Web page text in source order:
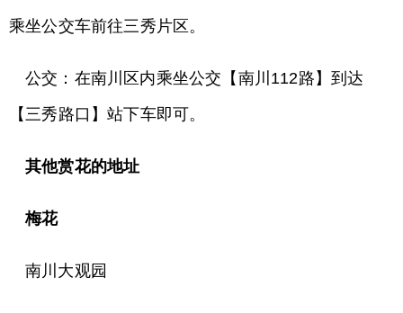
乘坐公交车前往三秀片区。
公交：在南川区内乘坐公交【南川112路】到达
【三秀路口】站下车即可。
其他赏花的地址
梅花
南川大观园